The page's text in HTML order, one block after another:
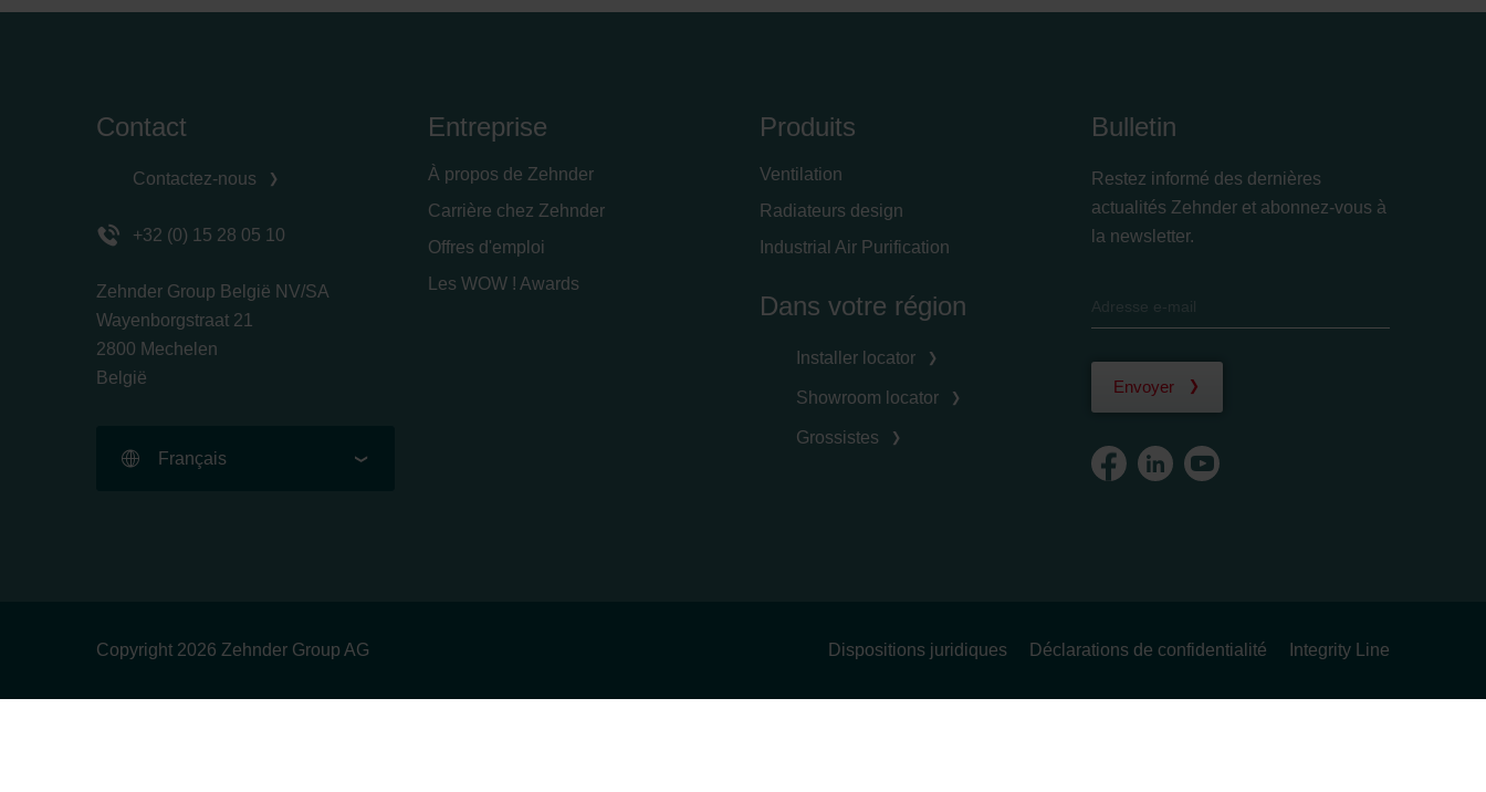
Contact
Contactez-nous
+32 (0) 15 28 05 10
Zehnder Group België NV/SA
Wayenborgstraat 21
2800 Mechelen
België
Français
Entreprise
À propos de Zehnder
Carrière chez Zehnder
Offres d'emploi
Les WOW ! Awards
Produits
Ventilation
Radiateurs design
Industrial Air Purification
Dans votre région
Installer locator
Showroom locator
Grossistes
Bulletin
Restez informé des dernières
actualités Zehnder et abonnez-vous à
la newsletter.
Envoyer
Copyright 2026 Zehnder Group AG Dispositions juridiques Déclarations de confidentialité Integrity Line